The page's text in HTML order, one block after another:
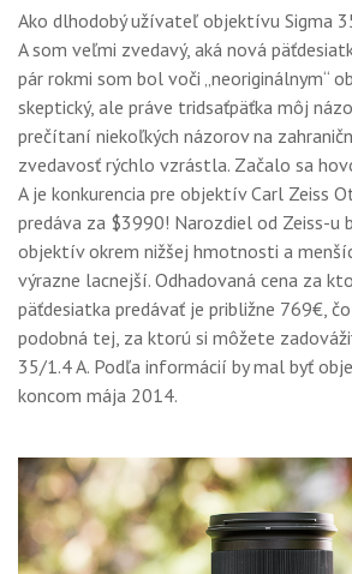
SPRIEVODCA KÚPOU
ŠKOLA FOTOGRAFIE
GALÉRIA
PORADŇA
SÚŤAŽE
KALENDÁR AKCIÍ
WORKSHOPY
OBCHOD
Ako dlhodobý užívateľ objektívu Sigma
A som veľmi zvedavý, aká nová
pár rokmi som bol voči „neoriginálnym“
skeptický, ale práve tridsaťpäťka môj
prečítaní niekoľkých názorov na
zvedavosť rýchlo vzrástla. Začalo sa
A je konkurencia pre objektív Carl Zeiss
predáva za $3990! Narozdiel od Zeiss-u
objektív okrem nižšej hmotnosti a
výrazne lacnejší. Odhadovaná cena za
päťdesiatka predávať je približne 769€,
podobná tej, za ktorú si môžete
35/1.4 A. Podľa informácií by mal byť
koncom mája 2014.